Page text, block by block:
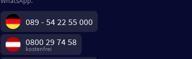
089 - 54 22 55 000
0800 29 74 58
kostenfrei